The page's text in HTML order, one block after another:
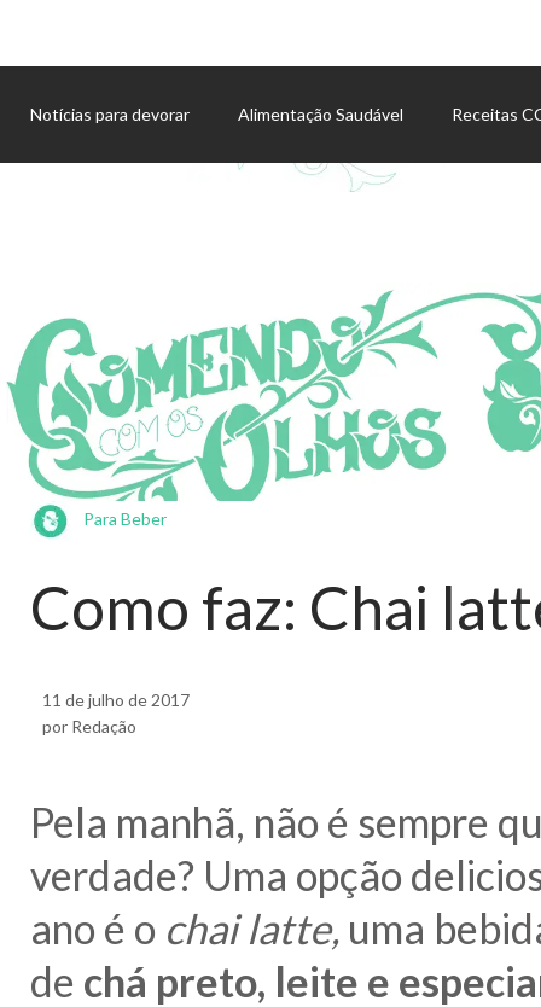
Notícias para devorar Alimentação Saudável Receitas
Para Beber
Como faz: Chai
11 de julho de 2017
por Redação
Pela manhã, não é sempre
verdade? Uma opção
ano é o chai latte, uma
de chá preto, leite e